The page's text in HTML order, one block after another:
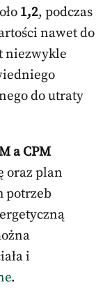
1,2, podczas
nawet do
niezwykle
do utraty
a CPM
oraz plan
potrzeb
i
.